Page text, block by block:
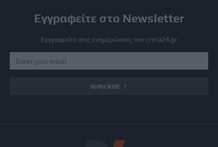
Εγγραφείτε στο Newsletter
Εγγραφείτε στις ενημερώσεις του creta24.gr
SUBSCRIBE